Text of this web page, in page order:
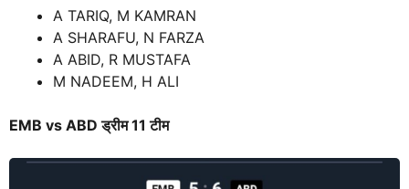
A TARIQ, M KAMRAN
A SHARAFU, N FARZA
A ABID, R MUSTAFA
M NADEEM, H ALI
EMB vs ABDड्रीम 11 टीम